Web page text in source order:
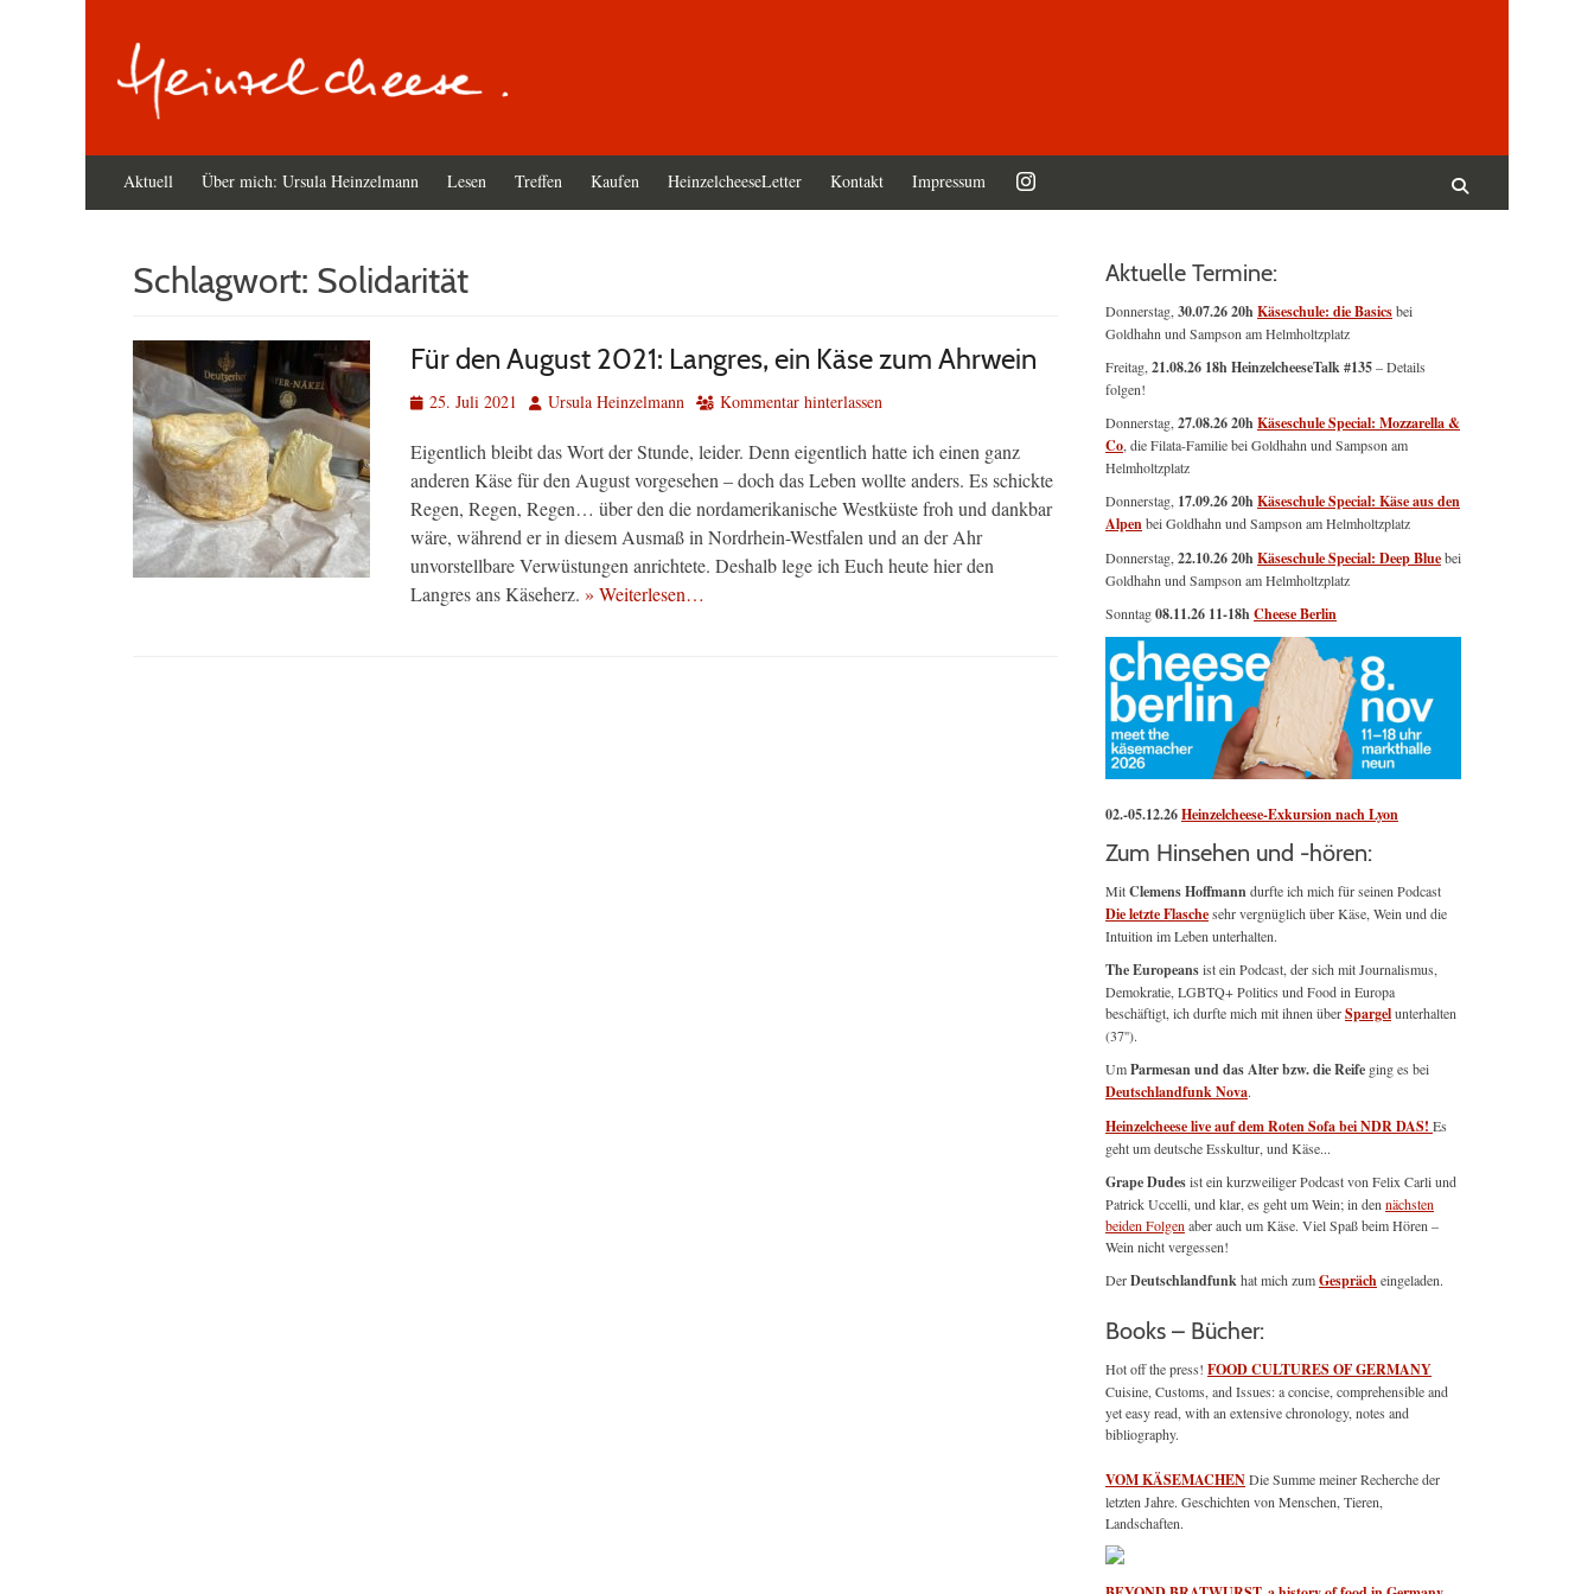
Primäres
Menü
Aktuell Über mich: Ursula Heinzelmann Lesen Treffen Kaufen HeinzelcheeseLetter Kontakt Impressum
Schlagwort: Solidarität
Für den August 2021: Langres, ein Käse zum Ahrwein
Veröffentlicht
25. Juli 2021 AutorUrsula Heinzelmann Kommentar hinterlassen
Eigentlich bleibt das Wort der Stunde, leider. Denn eigentlich hatte ich einen ganz
anderen Käse für den August vorgesehen – doch das Leben wollte anders. Es schickte
Regen, Regen, Regen… über den die nordamerikanische Westküste froh und dankbar
wäre, während er in diesem Ausmaß in Nordrhein-Westfalen und an der Ahr
unvorstellbare Verwüstungen anrichtete. Deshalb lege ich Euch heute hier den
Langres ans Käseherz. » Weiterlesen…
Aktuelle Termine:
Donnerstag, 30.07.26 20hKäseschule: die Basicsbei
Goldhahn und Sampson am Helmholtzplatz
Freitag, 21.08.26 18h HeinzelcheeseTalk #135– Details
folgen!
Donnerstag, 27.08.26 20hKäseschule Special: Mozzarella &
Co , die Filata-Familie bei Goldhahn und Sampson am
Helmholtzplatz
Donnerstag, 17.09.26 20hKäseschule Special: Käse aus den
Alpenbei Goldhahn und Sampson am Helmholtzplatz
Donnerstag, 22.10.26 20hKäseschule Special: Deep Bluebei
Goldhahn und Sampson am Helmholtzplatz
Sonntag08.11.26 11-18hCheese Berlin
02.-05.12.26Heinzelcheese-Exkursion nach Lyon
Zum Hinsehen und -hören:
MitClemens Hoffmanndurfte ich mich für seinen Podcast
Die letzte Flaschesehr vergnüglich über Käse, Wein und die
Intuition im Leben unterhalten.
The Europeansist ein Podcast, der sich mit Journalismus,
Demokratie, LGBTQ+ Politics und Food in Europa
beschäftigt, ich durfte mich mit ihnen überSpargelunterhalten
(37'').
UmParmesan und das Alter bzw. die Reife ging es bei
Deutschlandfunk Nova.
Heinzelcheese live auf dem Roten Sofa bei NDR DAS! Es
geht um deutsche Esskultur, und Käse...
Grape Dudesist ein kurzweiliger Podcast von Felix Carli und
Patrick Uccelli, und klar, es geht um Wein; in den nächsten
beiden Folgen aber auch um Käse. Viel Spaß beim Hören –
Wein nicht vergessen!
DerDeutschlandfunkhat mich zumGesprächeingeladen.
Books – Bücher:
Hot off the press! FOOD CULTURES OF GERMANY
Cuisine, Customs, and Issues: a concise, comprehensible and
yet easy read, with an extensive chronology, notes and
bibliography.
VOM KÄSEMACHENDie Summe meiner Recherche der
letzten Jahre. Geschichten von Menschen, Tieren,
Landschaften.